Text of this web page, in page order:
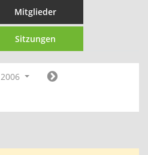
Mitglieder
Sitzungen
2006